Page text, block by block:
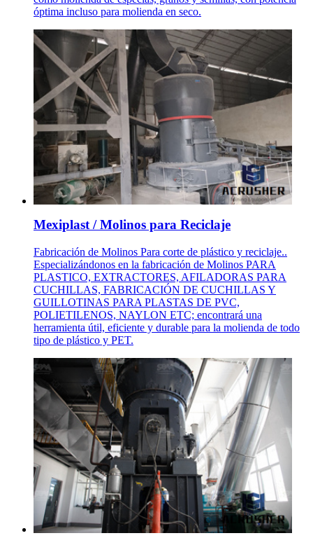
óptima incluso para molienda en seco.
Mexiplast / Molinos para Reciclaje
Fabricación de Molinos Para corte de plástico y reciclaje..
Especializándonos en la fabricación de Molinos PARA
PLASTICO, EXTRACTORES, AFILADORAS PARA
CUCHILLAS, FABRICACIÓN DE CUCHILLAS Y
GUILLOTINAS PARA PLASTAS DE PVC,
POLIETILENOS, NAYLON ETC; encontrará una
herramienta útil, eficiente y durable para la molienda de todo
tipo de plástico y PET.